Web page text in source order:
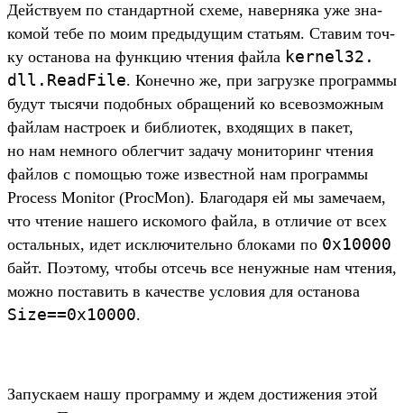
Дей­ству­ем по стан­дар­тной схе­ме, навер­няка уже зна­
комой тебе по моим пре­дыду­щим стать­ям. Ста­вим точ­
ку оста­нова на фун­кцию чте­ния фай­ла kernel32.
dll. ReadFile. Конеч­но же, при заг­рузке прог­раммы
будут тысячи подоб­ных обра­щений ко все­воз­можным
фай­лам нас­тро­ек и биб­лиотек, вхо­дящих в пакет,
но нам нем­ного облегчит задачу монито­ринг чте­ния
фай­лов с помощью тоже извес­тной нам прог­раммы
Process Monitor (ProcMon). Бла­года­ря ей мы замеча­ем,
что чте­ние нашего иско­мого фай­ла, в отли­чие от всех
осталь­ных, идет исклю­читель­но бло­ками по 0x10000
байт. Поэто­му, что­бы отсечь все ненуж­ные нам чте­ния,
мож­но пос­тавить в качес­тве усло­вия для оста­нова
Size==0x10000.
За­пус­каем нашу прог­рамму и ждем дос­тижения этой